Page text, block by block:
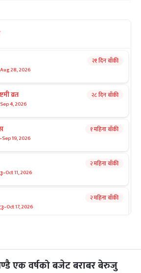
Aug 28, 2026
२१ दिन बाँकी
व्रत
Sep 4, 2026
२८ दिन बाँकी
-Sep 19, 2026
१ महिना बाँकी
-Oct 11, 2026
२ महिना बाँकी
-Oct 17, 2026
२ महिना बाँकी
२ महिना बाँकी
एक वर्षको बजेट बराबर बेरुजु